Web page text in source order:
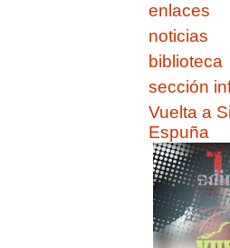
enlaces
noticias
biblioteca
sección
Vuelta a
Espuña